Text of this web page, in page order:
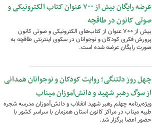
عرضه رایگان بیش از ۷۰۰ عنوان کتاب‌ الکترونیکی و
صوتی کانون در طاقچه
بیش از ۷۰۰ عنوان از کتاب‌های الکترونیکی و صوتی کانون
پرورش فکری کودکان و نوجوانان در سکوی اینترنتی طاقچه به
صورت رایگان عرضه شده است.
چهل روز دلتنگی؛ روایت کودکان و نوجوانان همدانی
از سوگ رهبر شهید و دانش‌آموزان میناب
ویژه‌برنامه چهلم رهبر شهید انقلاب و دانش‌آموزان مدرسه شجره
طیبه میناب در مراکز کانون استان همزمان با سراسر کشور با
حضور اعضا برگزار شد.